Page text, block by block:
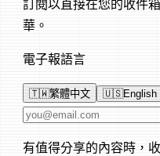
訂閱以直接在您的收件
華。
電子報語言
🇹🇼繁體中文 🇺🇸English
電子郵件地址
有值得分享的內容時，